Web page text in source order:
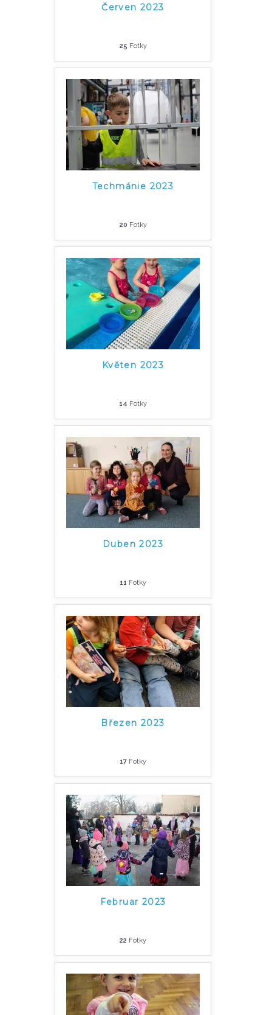
Červen 2023
25 Fotky
Techmánie 2023
20 Fotky
Květen 2023
14 Fotky
Duben 2023
11 Fotky
Březen 2023
17 Fotky
Februar 2023
22 Fotky